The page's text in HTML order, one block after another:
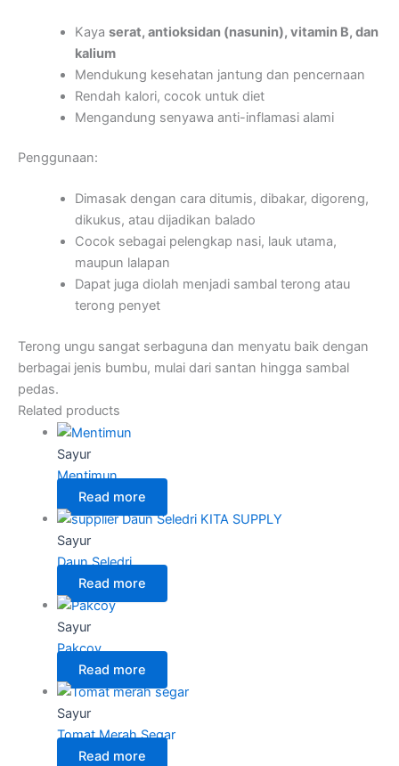
Kaya serat, antioksidan (nasunin), vitamin B, dan
kalium
Mendukung kesehatan jantung dan pencernaan
Rendah kalori, cocok untuk diet
Mengandung senyawa anti-inflamasi alami
Penggunaan:
Dimasak dengan cara ditumis, dibakar, digoreng,
dikukus, atau dijadikan balado
Cocok sebagai pelengkap nasi, lauk utama,
maupun lalapan
Dapat juga diolah menjadi sambal terong atau
terong penyet
Terong ungu sangat serbaguna dan menyatu baik dengan
berbagai jenis bumbu, mulai dari santan hingga sambal
pedas.
Related products
Sayur
Mentimun
Read more
Sayur
Daun Seledri
Read more
Sayur
Pakcoy
Read more
Sayur
Tomat Merah Segar
Read more